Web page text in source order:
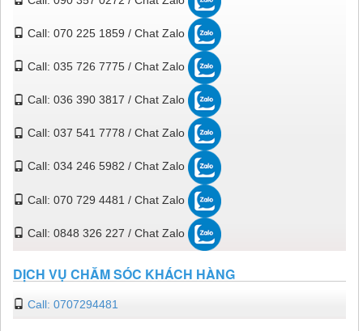
Call: 070 225 1859 / Chat Zalo
Call: 035 726 7775 / Chat Zalo
Call: 036 390 3817 / Chat Zalo
Call: 037 541 7778 / Chat Zalo
Call: 034 246 5982 / Chat Zalo
Call: 070 729 4481 / Chat Zalo
Call: 0848 326 227 / Chat Zalo
DỊCH VỤ CHĂM SÓC KHÁCH HÀNG
Call: 0707294481